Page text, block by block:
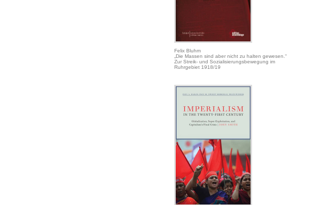
Felix Bluhm
„Die Massen sind aber nicht zu halten gewesen.“
Zur Streik- und Sozialisierungsbewegung im
Ruhrgebiet 1918/19